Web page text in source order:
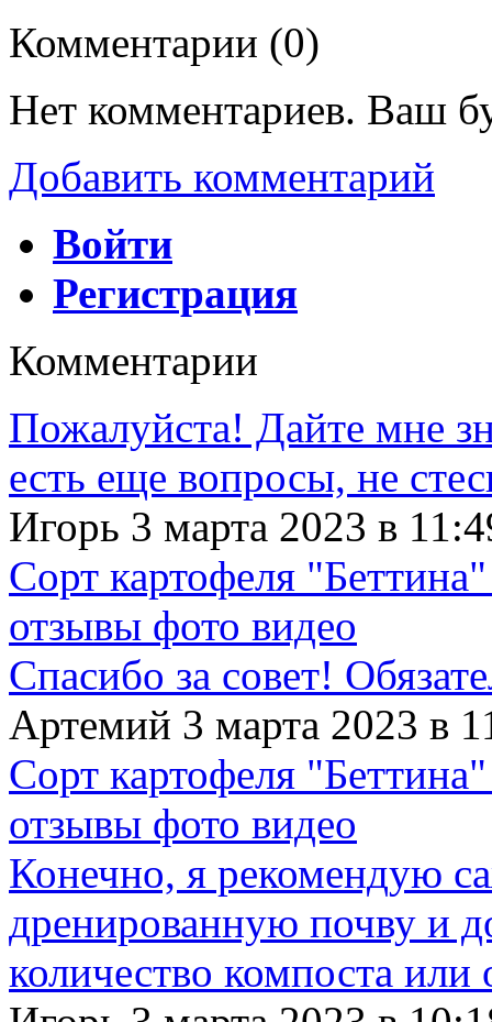
Комментарии (0)
Нет комментариев. Ваш
Добавить комментарий
Войти
Регистрация
Комментарии
Пожалуйста! Дайте мне
есть еще вопросы, не
Игорь 3 марта 2023 в
Сорт картофеля
отзывы фото видео
Спасибо за совет!
Артемий 3 марта 2023 в
Сорт картофеля
отзывы фото видео
Конечно, я рекомендую
дренированную почву и
количество компоста